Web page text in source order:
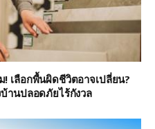
เลือกพื้นผิดชีวิตอาจเปลี่ยน?
านปลอดภัยไร้กังวล